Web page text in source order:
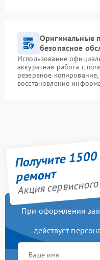
Оригинальные
безопасное
Использование
аккуратная работа с
резервное
восстановление
Получите
ремонт
Акция
При оформлении
действует